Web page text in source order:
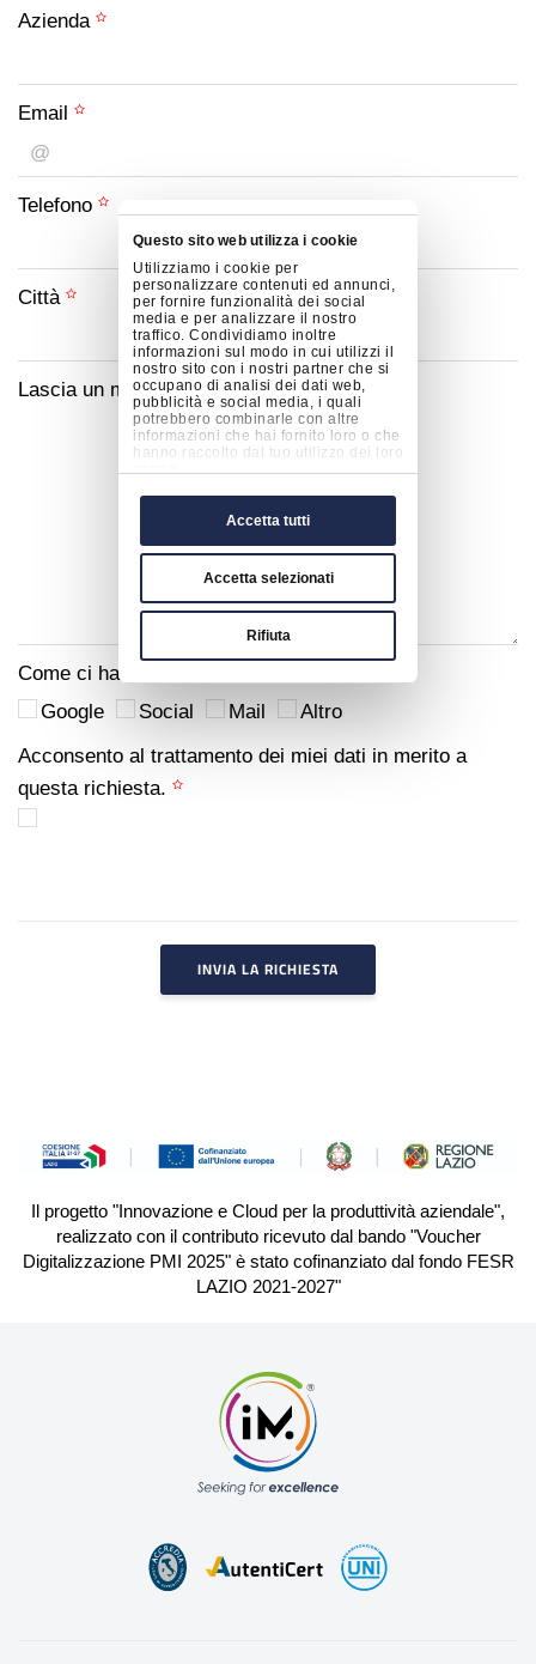
Questo sito web utilizza i cookie
Utilizziamo i cookie per
personalizzare contenuti ed annunci,
per fornire funzionalità dei social
media e per analizzare il nostro
traffico. Condividiamo inoltre
informazioni sul modo in cui utilizzi il
nostro sito con i nostri partner che si
occupano di analisi dei dati web,
pubblicità e social media, i quali
potrebbero combinarle con altre
informazioni che hai fornito loro o che
hanno raccolto dal tuo utilizzo dei loro
servizi.
Accetta tutti
Accetta selezionati
Rifiuta
Azienda
Email
Telefono
Città
Lascia un messaggio (facoltativo)
Come ci hai conosciuto?
Google
Social Mail
Altro
Acconsento al trattamento dei miei dati in merito a
questa richiesta.
INVIA LA RICHIESTA
Il progetto "Innovazione e Cloud per la produttività aziendale",
realizzato con il contributo ricevuto dal bando "Voucher
Digitalizzazione PMI 2025" è stato cofinanziato dal fondo FESR
LAZIO 2021-2027"